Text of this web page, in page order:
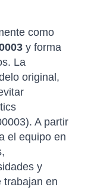
como
y forma
La
original,
A partir
el equipo en
y
trabajan en